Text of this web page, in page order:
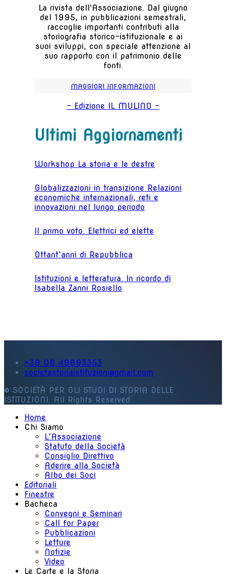
La rivista dell'Associazione. Dal giugno
del 1995, in pubblicazioni semestrali,
raccoglie importanti contributi alla
storiografia storico-istituzionale e ai
suoi sviluppi, con speciale attenzione al
suo rapporto con il patrimonio delle
fonti.
MAGGIORI INFORMAZIONI
- Edizione IL MULINO -
Ultimi Aggiornamenti
Workshop La storia e le destre
Globalizzazioni in transizione Relazioni
economiche internazionali, reti e
innovazioni nel lungo periodo
Il primo voto. Elettrici ed elette
Ottant’anni di Repubblica
Istituzioni e letteratura. In ricordo di
Isabella Zanni Rosiello
+39 06 49693353
societastoriaistituzioni@gmail.com
© SOCIETÀ PER GLI STUDI DI STORIA DELLE
ISTITUZIONI. All Rights Reserved.
Home
Chi Siamo
L'Associazione
Statuto della Società
Consiglio Direttivo
Aderire alla Società
Albo dei Soci
Editoriali
Finestre
Bacheca
Convegni e Seminari
Call for Paper
Pubblicazioni
Letture
Notizie
Video
Le Carte e la Storia